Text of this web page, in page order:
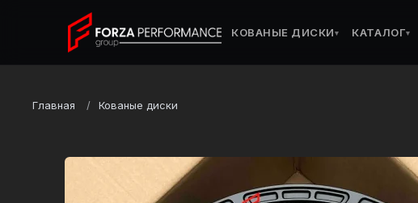
КОВАНЫЕ ДИСКИ▾ КАТАЛОГ▾
Главная Кованые диски